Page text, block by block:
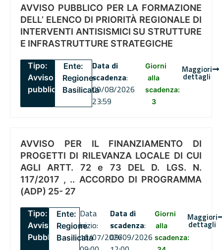
AVVISO PUBBLICO PER LA FORMAZIONE
DELL’ ELENCO DI PRIORITÀ REGIONALE DI
INTERVENTI ANTISISMICI SU STRUTTURE
E INFRASTRUTTURE STRATEGICHE
Tipo:
Avviso
pubblico
Ente:
Regione
Basilicata
Data di
scadenza:
09/08/2026
23:59
Giorni
alla
scadenza:
3
Maggiori
dettagli
AVVISO PER IL FINANZIAMENTO DI
PROGETTI DI RILEVANZA LOCALE DI CUI
AGLI ARTT. 72 e 73 DEL D. LGS. N.
117/2017 , .. ACCORDO DI PROGRAMMA
(ADP) 25- 27
Tipo:
Avviso
Pubblico
Ente:
Regione
Basilicata
Data
inizio:
16/07/2026
Data di
scadenza:
09/09/2026
Giorni
alla
scadenza:
Maggiori
dettagli